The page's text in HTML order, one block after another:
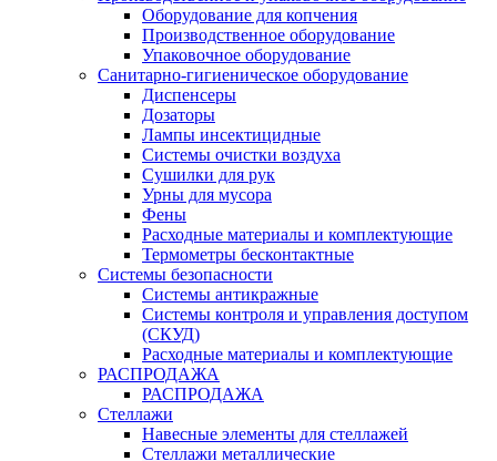
Оборудование для копчения
Производственное оборудование
Упаковочное оборудование
Санитарно-гигиеническое оборудование
Диспенсеры
Дозаторы
Лампы инсектицидные
Системы очистки воздуха
Сушилки для рук
Урны для мусора
Фены
Расходные материалы и комплектующие
Термометры бесконтактные
Системы безопасности
Системы антикражные
Системы контроля и управления доступом
(СКУД)
Расходные материалы и комплектующие
РАСПРОДАЖА
РАСПРОДАЖА
Стеллажи
Навесные элементы для стеллажей
Стеллажи металлические